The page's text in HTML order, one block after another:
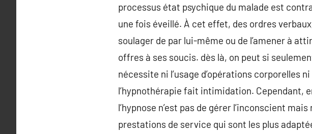
processus état psychique du malade est
une fois éveillé. À cet effet, des ordres
soulager de par lui-même ou de l’amener à
offres à ses soucis. dès là, on peut si
nécessite ni l’usage d’opérations corporelles
l’hypnothérapie fait intimidation. Cependant,
l’hypnose n’est pas de gérer l’inconscient
prestations de service qui sont les plus